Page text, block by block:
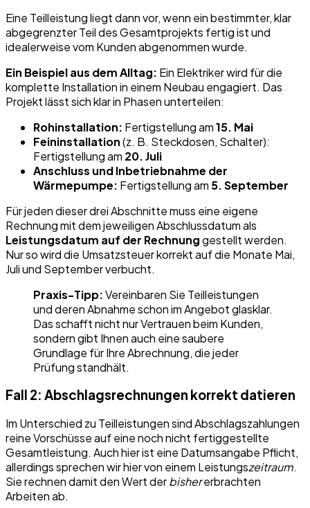
Eine Teilleistung liegt dann vor, wenn ein bestimmter, klar
abgegrenzter Teil des Gesamtprojekts fertig ist und
idealerweise vom Kunden abgenommen wurde.
Ein Beispiel aus dem Alltag: Ein Elektriker wird für die
komplette Installation in einem Neubau engagiert. Das
Projekt lässt sich klar in Phasen unterteilen:
Rohinstallation: Fertigstellung am15. Mai
Feininstallation(z. B. Steckdosen, Schalter):
Fertigstellung am 20. Juli
Anschluss und Inbetriebnahme der
Wärmepumpe: Fertigstellung am 5. September
Für jeden dieser drei Abschnitte muss eine eigene
Rechnung mit dem jeweiligen Abschlussdatum als
Leistungsdatum auf der Rechnunggestellt werden.
Nur so wird die Umsatzsteuer korrekt auf die Monate Mai,
Juli und September verbucht.
Praxis-Tipp:Vereinbaren Sie Teilleistungen
und deren Abnahme schon im Angebot glasklar.
Das schafft nicht nur Vertrauen beim Kunden,
sondern gibt Ihnen auch eine saubere
Grundlage für Ihre Abrechnung, die jeder
Prüfung standhält.
Fall 2: Abschlagsrechnungen korrekt datieren
Im Unterschied zu Teilleistungen sind Abschlagszahlungen
reine Vorschüsse auf eine noch nicht fertiggestellte
Gesamtleistung. Auch hier ist eine Datumsangabe Pflicht,
allerdings sprechen wir hier von einem Leistungszeitraum.
Sie rechnen damit den Wert derbishererbrachten
Arbeiten ab.